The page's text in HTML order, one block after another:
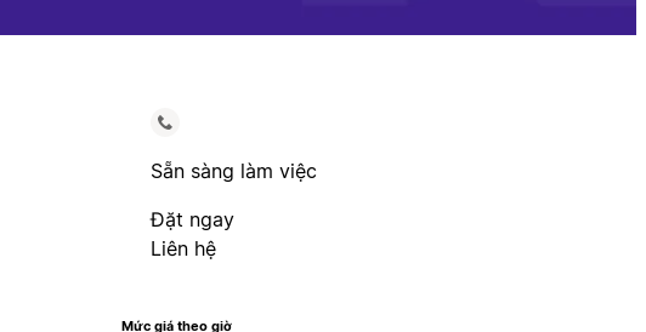
Sẵn sàng làm việc
Đặt ngay
Liên hệ
Mức giá theo giờ